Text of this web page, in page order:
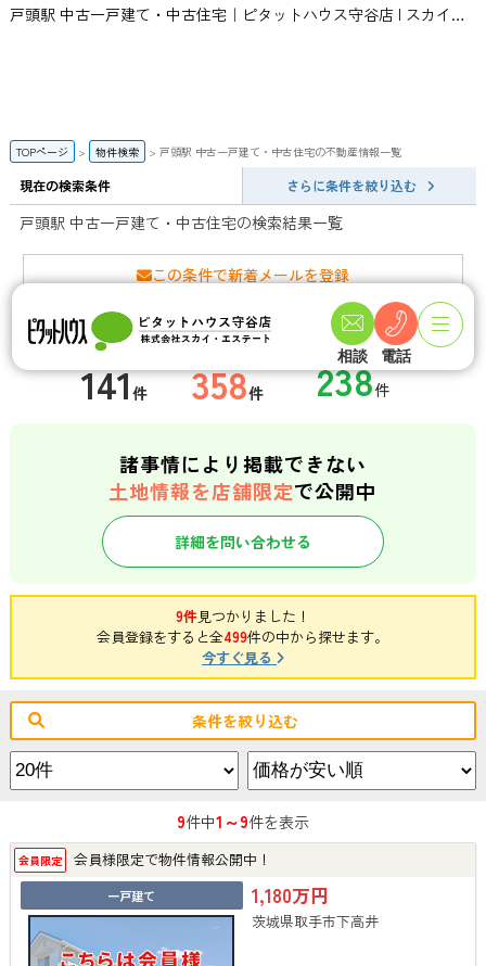
戸頭駅 中古一戸建て・中古住宅｜ピタットハウス守谷店 | スカイ・エステート
相談 電話
TOPページ 物件検索 戸頭駅 中古一戸建て・中古住宅の不動産情報一覧
現在の検索条件 さらに条件を絞り込む
戸頭駅 中古一戸建て・中古住宅の検索結果一覧
この条件で新着メールを登録
一般公開数
141件
会員限定物件数
358件
店頭公開物件数
諸事情により掲載できない
土地情報を店舗限定で公開中
詳細を問い合わせる
9件見つかりました！
会員登録をすると全499件の中から探せます。
今すぐ見る
条件を絞り込む
9件中1～9件を表示
会員限定 会員様限定で物件情報公開中！
一戸建て 1,180万円
茨城県取手市下高井